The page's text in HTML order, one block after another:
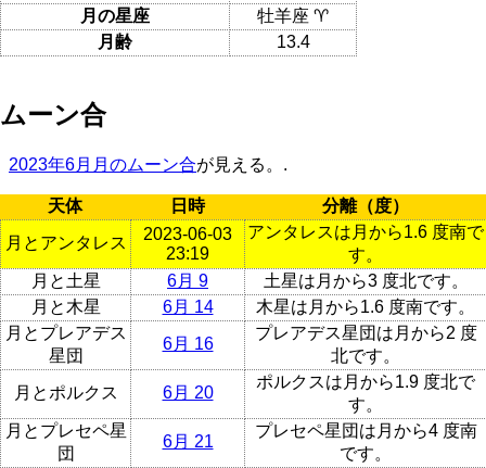
月の星座
牡羊座 ♈
月齢
13.4
ムーン合
2023年6月月のムーン合が見える。.
天体 日時
分離（度）
月とアンタレス
2023-06-03
23:19
アンタレスは月から1.6 度南で
す。
月と土星
6月 9
土星は月から3 度北です。
月と木星
6月 14
木星は月から1.6 度南です。
月とプレアデス
星団
6月 16
プレアデス星団は月から2 度
北です。
月とポルクス
6月 20
ポルクスは月から1.9 度北で
す。
月とプレセペ星
団
6月 21
プレセペ星団は月から4 度南
です。